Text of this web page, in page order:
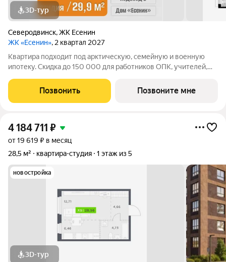
3D-тур
Северодвинск,ЖК Есенин
ЖК «Есенин», 2 квартал 2027
Квартира подходит под арктическую, семейную и военную
ипотеку. Скидка до 150 000 для работников ОПК, учителей,
семей. «Есенин» - современный жилой комплекс для тех, кто
ценит комфорт и продуманное
Позвонить Позвоните мне
4 184 711 ₽
от 19 619 ₽ в месяц
28,5 м²
квартира-студия 1 этаж из 5
новостройка
3D-тур